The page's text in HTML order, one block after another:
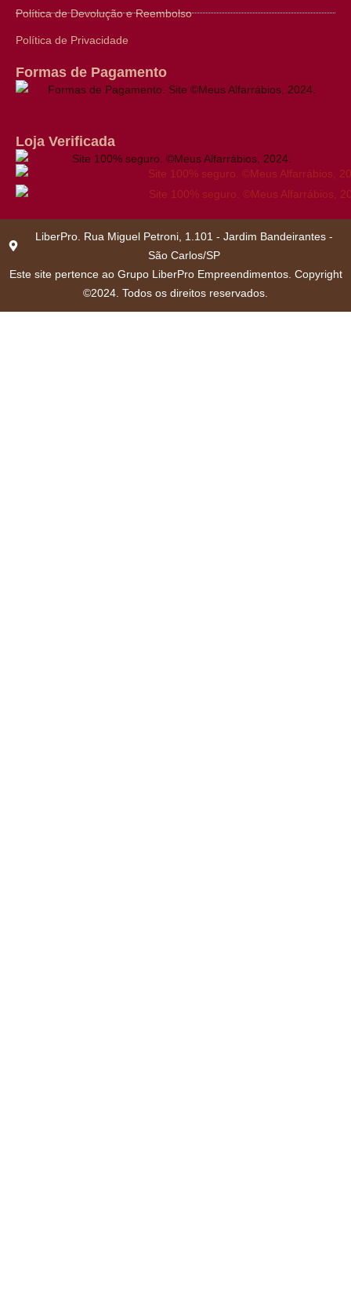
Política de Devolução e Reembolso
Política de Privacidade
Formas de Pagamento
Loja Verificada
LiberPro. Rua Miguel Petroni, 1.101 - Jardim Bandeirantes -
São Carlos/SP
Este site pertence ao Grupo LiberPro Empreendimentos. Copyright
©2024. Todos os direitos reservados.